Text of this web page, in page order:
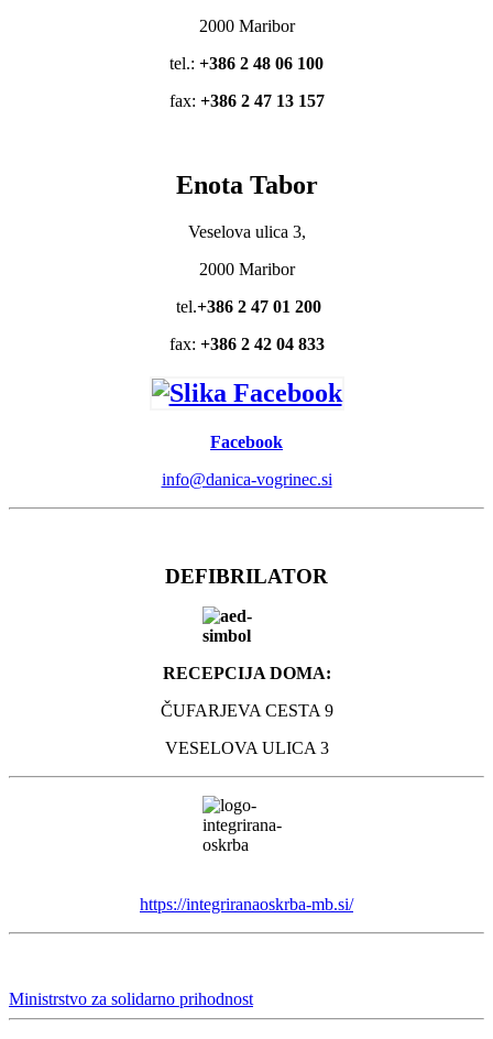
2000 Maribor
tel.: +386 2 48 06 100
fax: +386 2 47 13 157
Enota Tabor
Veselova ulica 3,
2000 Maribor
tel.+386 2 47 01 200
fax: +386 2 42 04 833
Facebook
info@danica-vogrinec.si
DEFIBRILATOR
RECEPCIJA DOMA:
ČUFARJEVA CESTA 9
VESELOVA ULICA 3
https://integriranaoskrba-mb.si/
Ministrstvo za solidarno prihodnost